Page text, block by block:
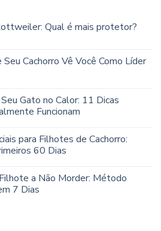
Qual é mais protetor?
Cachorro Vê Você Como Líder
Gato no Calor: 11 Dicas
Funcionam
para Filhotes de Cachorro:
60 Dias
a Não Morder: Método
7 Dias